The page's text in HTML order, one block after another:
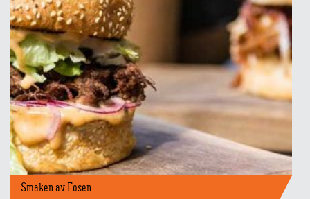
Smaken av Fosen